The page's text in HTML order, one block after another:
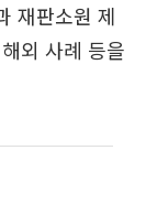
재판소원 제
외 사례 등을